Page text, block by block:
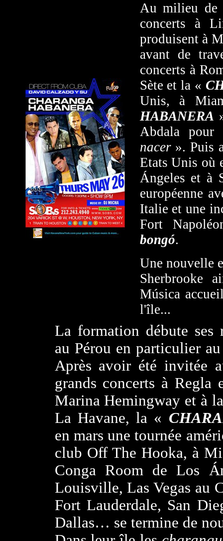
Au milieu de
concerts à
produisent à
avant de
concerts à
Sète et la «
Unis, à
HABANERA
Abdala
nacer». Puis
Etats Unis où
Ángeles et à
européenne
Italie et une
Fort
bongó.
Une nouvelle
Sherbrooke
Música
l'île...
La formation débute ses
au Pérou en particulier
Après avoir été invitée
grands concerts à Regla
Marina Hemingway et à
La Havane, la «
en mars une tournée
club Off The Hooka, à
Conga Room de Los
Louisville, Las Vegas au
Fort Lauderdale, San
Dallas… se termine de